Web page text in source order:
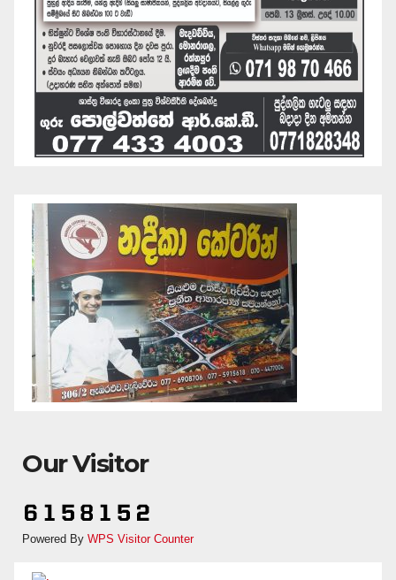
Our Visitor
Powered By WPS Visitor Counter